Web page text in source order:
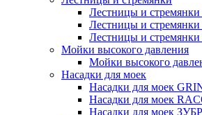
Лестницы и
Лестницы и
Лестницы и
Мойки высокого давления
Мойки высокого
Насадки для моек
Насадки для моек
Насадки для моек
Насадки для моек ЗУБР